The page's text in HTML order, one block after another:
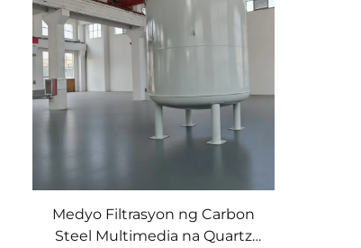
Medyo Filtrasyon ng Carbon
Steel Multimedia na Quartz